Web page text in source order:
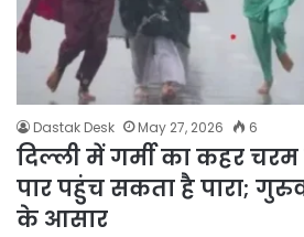
Dastak Desk May 27, 2026 6
दिल्ली में गर्मी का कहर चरम
पार पहुंच सकता है पारा;
के आसार